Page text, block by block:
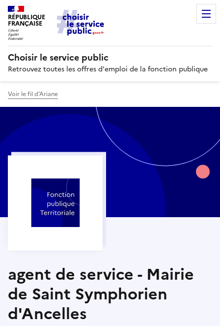
RÉPUBLIQUE
FRANÇAISE
Choisir le service public
Retrouvez toutes les offres d'emploi de la fonction publique
Voir le fil d’Ariane
agent de service - Mairie
de Saint Symphorien
d'Ancelles